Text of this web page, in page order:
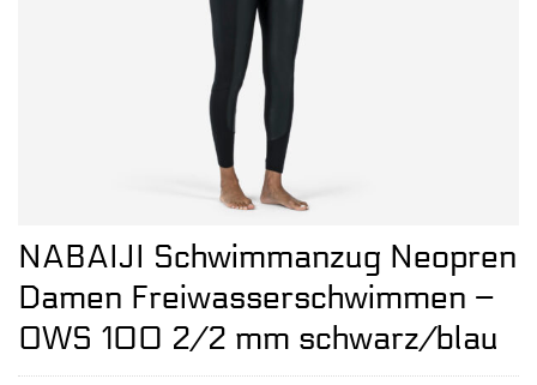
NABAIJI Schwimmanzug Neopren
Damen Freiwasserschwimmen –
OWS 100 2/2 mm schwarz/blau